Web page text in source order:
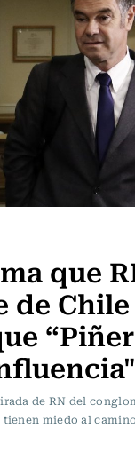
que
de Chile
de RN del
miedo al